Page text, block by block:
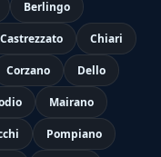
Berlingo
Castrezzato Chiari
Corzano Dello
Mairano
Pompiano